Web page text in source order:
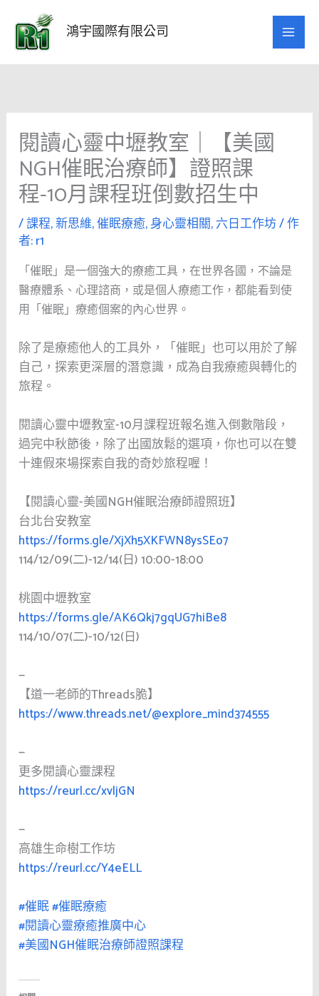
要
鴻宇國際有限公司
閱讀心靈中壢教室｜【美國
NGH催眠治療師】證照課
程-10月課程班倒數招生中
/課程,新思維,催眠療癒,身心靈相關,六日工作坊/ 作
者:r1
「催眠」是一個強大的療癒工具，在世界各國，不論是
醫療體系、心理諮商，或是個人療癒工作，都能看到使
用「催眠」療癒個案的內心世界。
除了是療癒他人的工具外，「催眠」也可以用於了解
自己，探索更深層的潛意識，成為自我療癒與轉化的
旅程。
閱讀心靈中壢教室-10月課程班報名進入倒數階段，
過完中秋節後，除了出國放鬆的選項，你也可以在雙
十連假來場探索自我的奇妙旅程喔！
【閱讀心靈-美國NGH催眠治療師證照班】
台北台安教室
https://forms.gle/XjXh5XKFWN8ysSEo7
114/12/09(二)-12/14(日) 10:00-18:00
桃園中壢教室
https://forms.gle/AK6Qkj7gqUG7hiBe8
114/10/07(二)-10/12(日)
—
【道一老師的Threads脆】
https://www.threads.net/@explore_mind374555
—
更多閱讀心靈課程
https://reurl.cc/xvljGN
—
高雄生命樹工作坊
https://reurl.cc/Y4eELL
#催眠#催眠療癒
#閱讀心靈療癒推廣中心
#美國NGH催眠治療師證照課程